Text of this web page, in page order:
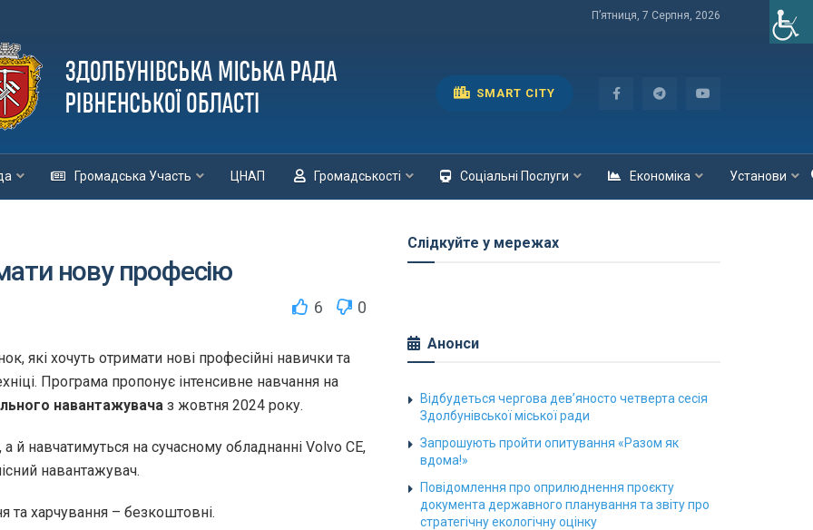
П’ятниця, 7 Серпня, 2026
SMART CITY
Громадська Участь ЦНАП Громадськості Соціальні Послуги Економіка Установи
нову професію
6 0
які хочуть отримати нові професійні навички та
Програма пропонує інтенсивне навчання на
навантажувача з жовтня 2024 року.
й навчатимуться на сучасному обладнанні Volvo CE,
навантажувач.
та харчування – безкоштовні.
Слідкуйте у мережах
Анонси
Відбудеться чергова дев’яносто четверта сесія
Здолбунівської міської ради
Запрошують пройти опитування «Разом як
вдома!»
Повідомлення про оприлюднення проєкту
документа державного планування та звіту про
стратегічну екологічну оцінку